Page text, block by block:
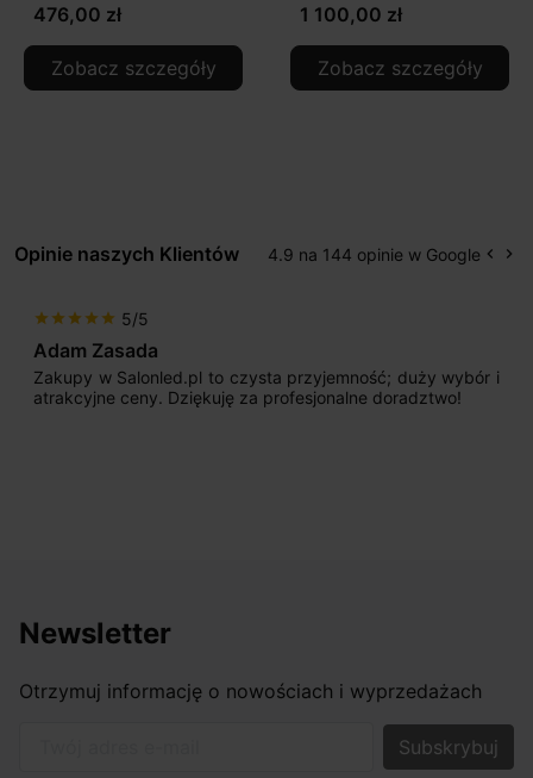
476,00 zł
Zobacz szczegóły
1 100,00 zł
Zobacz szczegóły
Opinie naszych Klientów 4.9 na 144 opinie w Google keyboard_arrow_left keyboard_arrow_right
star star star star star 5/5
Adam Zasada
Zakupy w Salonled.pl to czysta przyjemność; duży wybór i
atrakcyjne ceny. Dziękuję za profesjonalne doradztwo!
Newsletter
Otrzymuj informację o nowościach i wyprzedażach